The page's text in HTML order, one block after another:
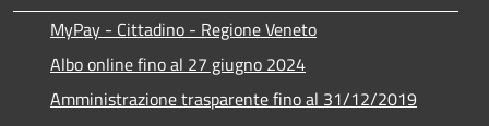
MyPay - Cittadino - Regione Veneto
Albo online fino al 27 giugno 2024
Amministrazione trasparente fino al 31/12/2019